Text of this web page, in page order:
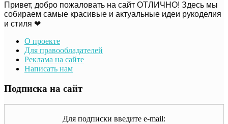
Привет, добро пожаловать на сайт ОТЛИЧНО! Здесь мы
собираем самые красивые и актуальные идеи рукоделия
и стиля ❤
О проекте
Для правообладателей
Реклама на сайте
Написать нам
Подписка на сайт
Для подписки введите e-mail: